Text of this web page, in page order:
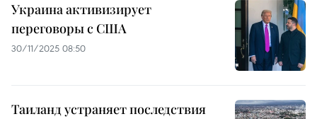
Украина активизирует
переговоры с США
30/11/2025 08:50
Таиланд устраняет последствия